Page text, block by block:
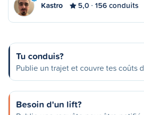
Kastro 5,0 156 conduits
Tu conduis?
Publie un trajet et couvre tes coûts
Besoin d'un lift?